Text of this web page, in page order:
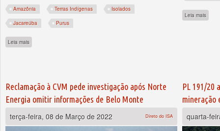
Amazônia Terras Indígenas Isolados
Jacareúba Purus
Leia mais
Leia mais
Reclamação à CVM pede investigação após Norte
Energia omitir informações de Belo Monte
terça-feira, 08 de Março de 2022
Direto do ISA
PL 191/20
mineração
quarta-